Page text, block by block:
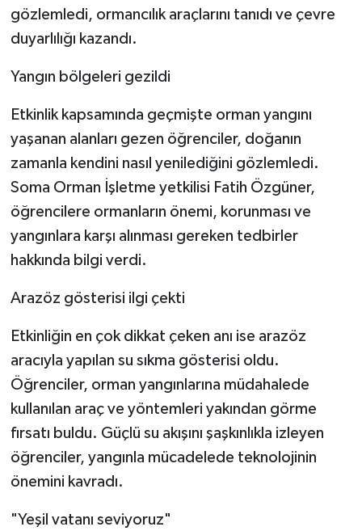
gözlemledi, ormancılık araçlarını tanıdı ve çevre
duyarlılığı kazandı.
Yangın bölgeleri gezildi
Etkinlik kapsamında geçmişte orman yangını
yaşanan alanları gezen öğrenciler, doğanın
zamanla kendini nasıl yenilediğini gözlemledi.
Soma Orman İşletme yetkilisi Fatih Özgüner,
öğrencilere ormanların önemi, korunması ve
yangınlara karşı alınması gereken tedbirler
hakkında bilgi verdi.
Arazöz gösterisi ilgi çekti
Etkinliğin en çok dikkat çeken anı ise arazöz
aracıyla yapılan su sıkma gösterisi oldu.
Öğrenciler, orman yangınlarına müdahalede
kullanılan araç ve yöntemleri yakından görme
fırsatı buldu. Güçlü su akışını şaşkınlıkla izleyen
öğrenciler, yangınla mücadelede teknolojinin
önemini kavradı.
"Yeşil vatanı seviyoruz"